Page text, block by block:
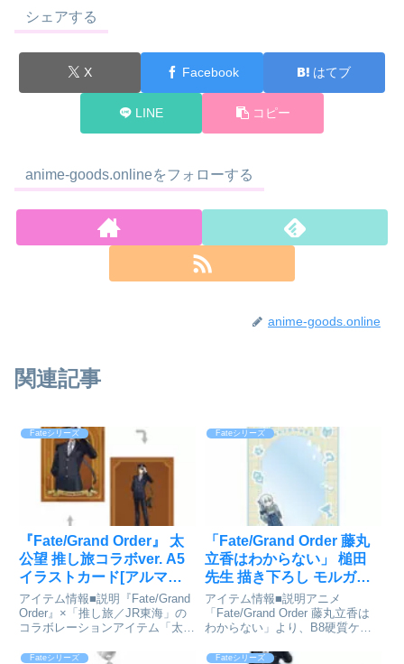
シェアする
X Facebook はてブ
LINE コピー
anime-goods.onlineをフォローする
anime-goods.online
関連記事
Fateシリーズ
『Fate/Grand Order』 太
公望 推し旅コラボver. A5
イラストカード[アルマビ
アンカ]が予約受付中
アイテム情報■説明『Fate/Grand
Order』×「推し旅／JR東海」の
コラボレーションアイテム「太公
カード」の登場です。描き下ろし
Fateシリーズ
「Fate/Grand Order 藤丸
立香はわからない」 槌田
先生 描き下ろし モルガン
梅雨の合間に B8硬質ケー
ス[アルマビアンカ]が予約
受付開始
アイテム情報■説明アニメ
「Fate/Grand Order 藤丸立香は
わからない」より、B8硬質ケー
ろしイラストのモルガンと聖杯、
Fateシリーズ Fateシリーズ